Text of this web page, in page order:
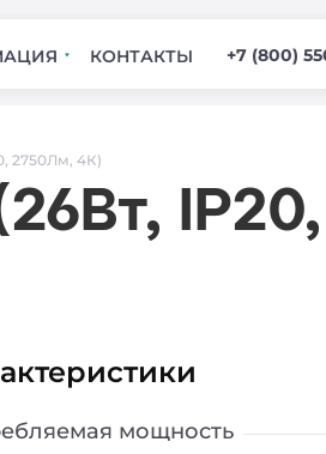
КОНТАКТЫ +7 (800)
2750Лм, 4К)
мощность